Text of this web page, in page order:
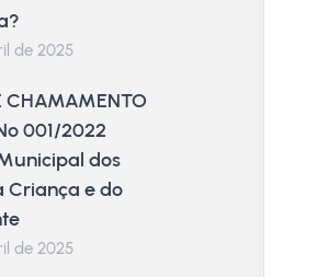
de 2025
CHAMAMENTO
001/2022
dos
Criança e do
de 2025